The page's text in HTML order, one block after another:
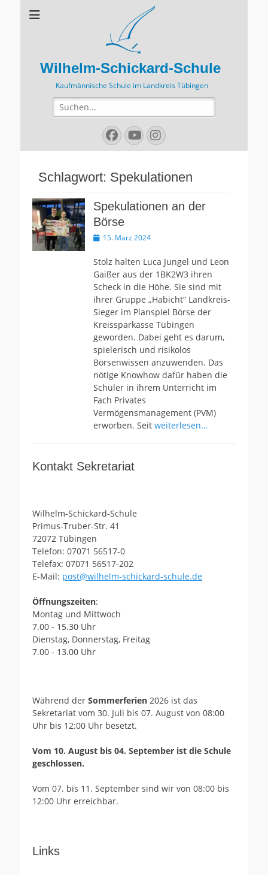
Wilhelm-Schickard-Schule
Kaufmännische Schule im Landkreis Tübingen
Suchen
nach:
Facebook
YouTube
Instagram
Schlagwort: Spekulationen
Spekulationen an der
Börse
Veröffentlicht
15. März 2024
Stolz halten Luca Jungel und Leon
Gaißer aus der 1BK2W3 ihren
Scheck in die Höhe. Sie sind mit
ihrer Gruppe „Habicht“ Landkreis-
Sieger im Planspiel Börse der
Kreissparkasse Tübingen
geworden. Dabei geht es darum,
spielerisch und risikolos
Börsenwissen anzuwenden. Das
nötige Knowhow dafür haben die
Schüler in ihrem Unterricht im
Fach Privates
Vermögensmanagement (PVM)
erworben. Seit weiterlesen…
Kontakt Sekretariat
Wilhelm-Schickard-Schule
Primus-Truber-Str. 41
72072 Tübingen
Telefon: 07071 56517-0
Telefax: 07071 56517-202
E-Mail: post@wilhelm-schickard-schule.de
Öffnungszeiten:
Montag und Mittwoch
7.00 - 15.30 Uhr
Dienstag, Donnerstag, Freitag
7.00 - 13.00 Uhr
Während der Sommerferien 2026 ist das
Sekretariat vom 30. Juli bis 07. August von 08:00
Uhr bis 12:00 Uhr besetzt.
Vom 10. August bis 04. September ist die Schule
geschlossen.
Vom 07. bis 11. September sind wir von 08:00 bis
12:00 Uhr erreichbar.
Links